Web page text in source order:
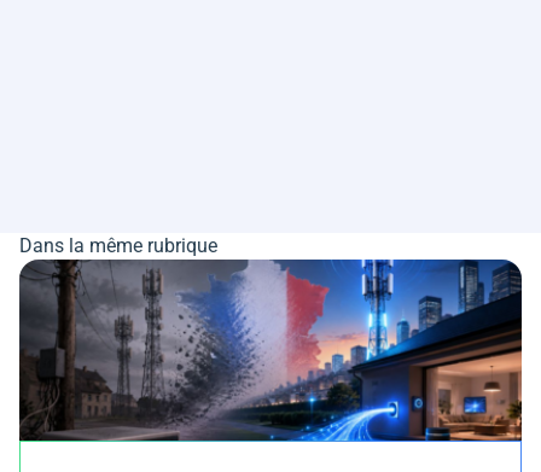
Dans la même rubrique